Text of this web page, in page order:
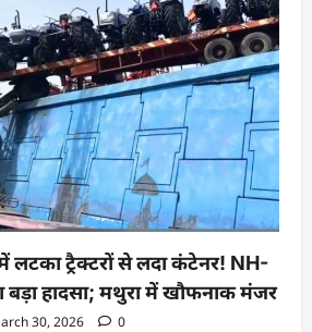
लटका ट्रैक्टरों से लदा कंटेनर! NH-
बड़ा हादसा; मथुरा में खौफनाक मंजर
30, 2026 0